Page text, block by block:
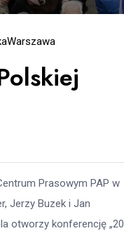
Warszawa
Prasowym PAP w
Jerzy Buzek i Jan
otworzy konferencję „20